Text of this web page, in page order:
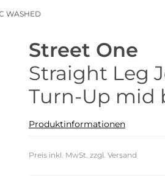
WASHED
Street One
Straight Leg
Turn-Up mid
Produktinformationen
Preis inkl. MwSt. zzgl. Versand